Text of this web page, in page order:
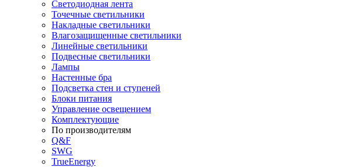
Светодиодная лента
Точечные светильники
Накладные светильники
Влагозащищенные светильники
Линейные светильники
Подвесные светильники
Лампы
Настенные бра
Подсветка стен и ступеней
Блоки питания
Управление освещением
Комплектующие
По производителям
Q&F
SWG
TrueEnergy